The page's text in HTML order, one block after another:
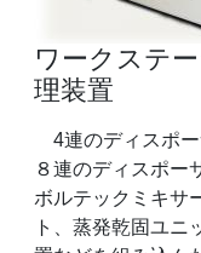
ワークステ
理装置
4連のディスポー
８連のディスポー
ボルテックミキサ
ト、蒸発乾固ユニ